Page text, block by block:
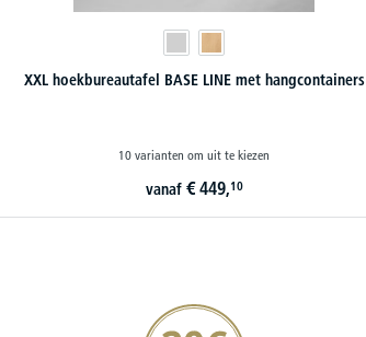
XXL hoekbureautafel BASE LINE met hangcontainers
10 varianten om uit te kiezen
vanaf € 449,10
20€ korting verzekeren